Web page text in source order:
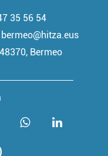
35 56 54
Bermeo